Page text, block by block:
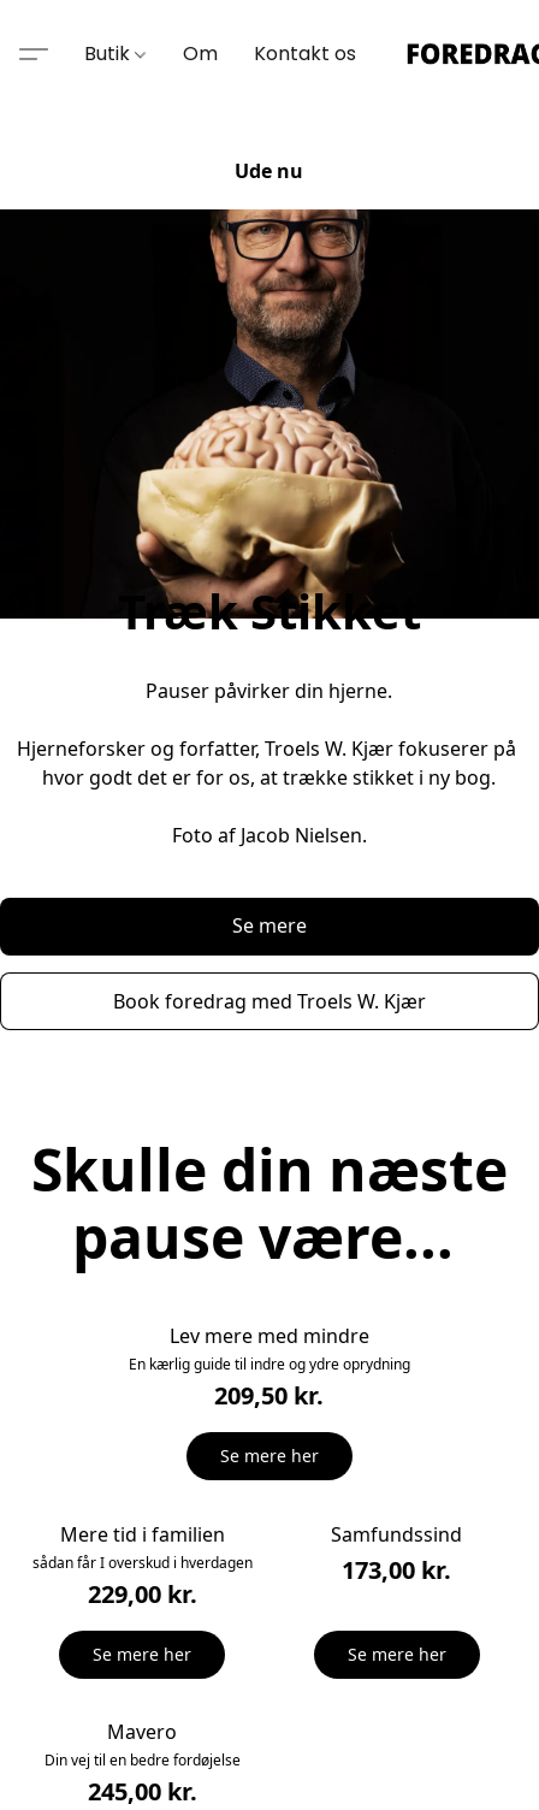
Butik Om Kontakt os
Ude nu
Træk Stikket
Pauser påvirker din hjerne.
Hjerneforsker og forfatter, Troels W. Kjær fokuserer på
hvor godt det er for os, at trække stikket i ny bog.
Foto af Jacob Nielsen.
Se mere
Book foredrag med Troels W. Kjær
Skulle din næste
pause være...
Lev mere med mindre
En kærlig guide til indre og ydre oprydning
209,50 kr.
Se mere her
Mere tid i familien
sådan får I overskud i hverdagen
229,00 kr.
Se mere her
Samfundssind
173,00 kr.
Se mere her
Mavero
Din vej til en bedre fordøjelse
245,00 kr.